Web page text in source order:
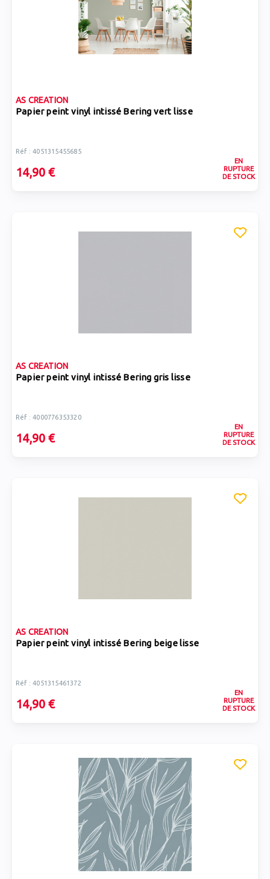
AS CREATION
Papier peint vinyl intissé Bering vert lisse
Réf : 4051315455685
14,90 €
EN
RUPTURE
DE STOCK
AS CREATION
Papier peint vinyl intissé Bering gris lisse
Réf : 4000776353320
14,90 €
EN
RUPTURE
DE STOCK
AS CREATION
Papier peint vinyl intissé Bering beige lisse
Réf : 4051315461372
14,90 €
EN
RUPTURE
DE STOCK